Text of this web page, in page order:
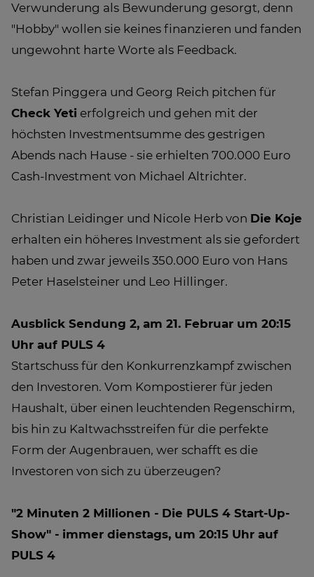
Verwunderung als Bewunderung gesorgt, denn
"Hobby" wollen sie keines finanzieren und fanden
ungewohnt harte Worte als Feedback.
Stefan Pinggera und Georg Reich pitchen für
Check Yeti erfolgreich und gehen mit der
höchsten Investmentsumme des gestrigen
Abends nach Hause - sie erhielten 700.000 Euro
Cash-Investment von Michael Altrichter.
Christian Leidinger und Nicole Herb von Die Koje
erhalten ein höheres Investment als sie gefordert
haben und zwar jeweils 350.000 Euro von Hans
Peter Haselsteiner und Leo Hillinger.
Ausblick Sendung 2, am 21. Februar um 20:15
Uhr auf PULS 4
Startschuss für den Konkurrenzkampf zwischen
den Investoren. Vom Kompostierer für jeden
Haushalt, über einen leuchtenden Regenschirm,
bis hin zu Kaltwachsstreifen für die perfekte
Form der Augenbrauen, wer schafft es die
Investoren von sich zu überzeugen?
"2 Minuten 2 Millionen - Die PULS 4 Start-Up-
Show" - immer dienstags, um 20:15 Uhr auf
PULS 4